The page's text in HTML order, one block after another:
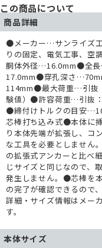
この商品について
商品詳細
●メーカー…サンライズ
りの固定、電気工事、
胴体外径…16.0mm●全
17.0mm●穿孔深さ
114mm●最大荷重…引抜
験値）●許容荷重…引抜：
●締付けトルクの目安
芯棒打ち込み式●本体に
り本体先端が拡張し、コ
な工具を必要としません
の拡張式アンカーと比べ
じサイズと同じなので、
発生しません。●芯棒を
の完了が確認できるので
詳細・サイズ情報はメー
す。
本体サイズ